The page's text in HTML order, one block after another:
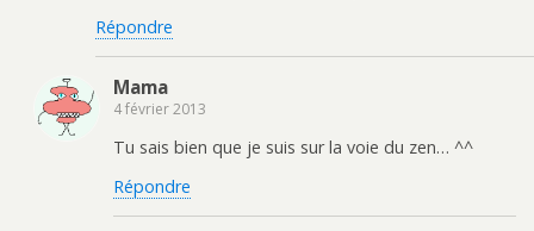
Répondre
Mama
4 février 2013
Tu sais bien que je suis sur la voie du zen… ^^
Répondre